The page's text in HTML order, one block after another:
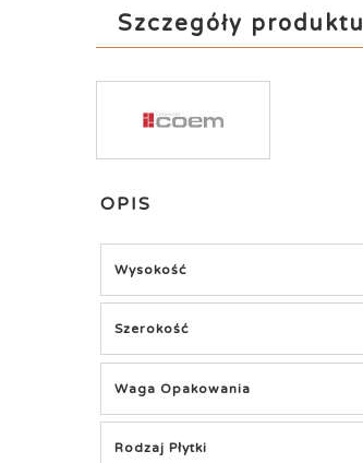
Szczegóły produktu
OPIS
Wysokość
Szerokość
Waga Opakowania
Rodzaj Płytki